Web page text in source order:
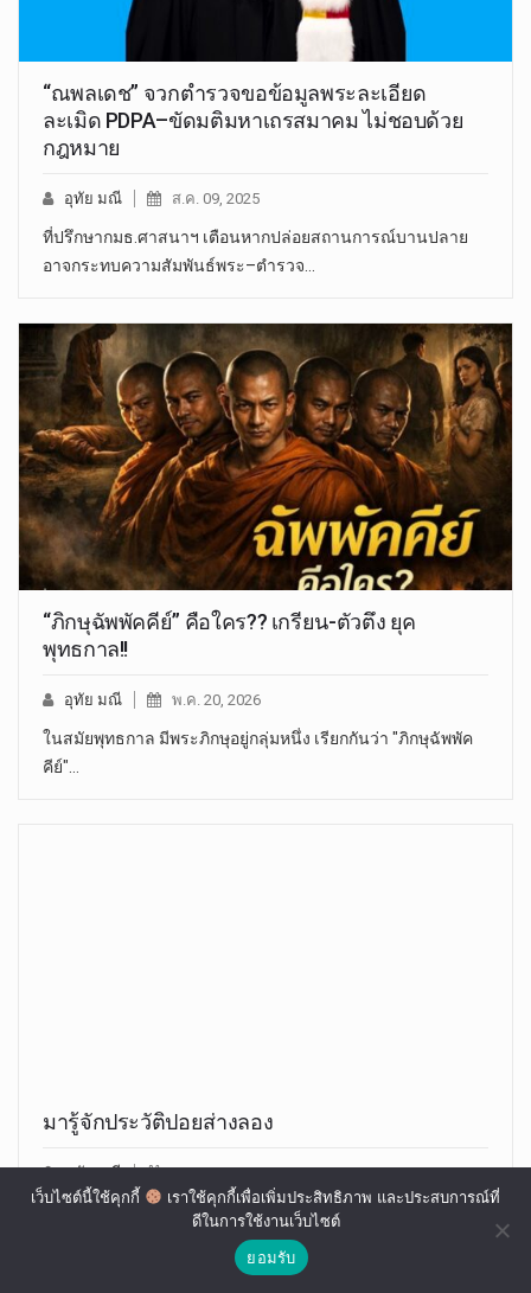
“ณพลเดช” จวกตำรวจขอข้อมูลพระละเอียด
ละเมิด PDPA–ขัดมติมหาเถรสมาคม ไม่ชอบด้วย
กฎหมาย
อุทัย มณี ส.ค. 09, 2025
ที่ปรึกษากมธ.ศาสนาฯ เตือนหากปล่อยสถานการณ์บานปลาย
อาจกระทบความสัมพันธ์พระ–ตำรวจ…
“ภิกษุฉัพพัคคีย์” คือใคร?? เกรียน-ตัวตึง ยุค
พุทธกาล!!
อุทัย มณี พ.ค. 20, 2026
ในสมัยพุทธกาล มีพระภิกษุอยู่กลุ่มหนึ่ง เรียกกันว่า "ภิกษุฉัพพัค
คีย์"…
มารู้จักประวัติปอยส่างลอง
อุทัย มณี เม.ย. 23, 2023
วันที่ ๒๓ เมษายน ๒๕๖๖ ระหว่าง วันที่ ๒๒-๒๔ เมษายน ๒๕๖๖
เว็บไซต์นี้ใช้คุกกี้
เราใช้คุกกี้เพื่อเพิ่มประสิทธิภาพ และประสบการณ์ที่
ดีในการใช้งานเว็บไซต์
ยอมรับ